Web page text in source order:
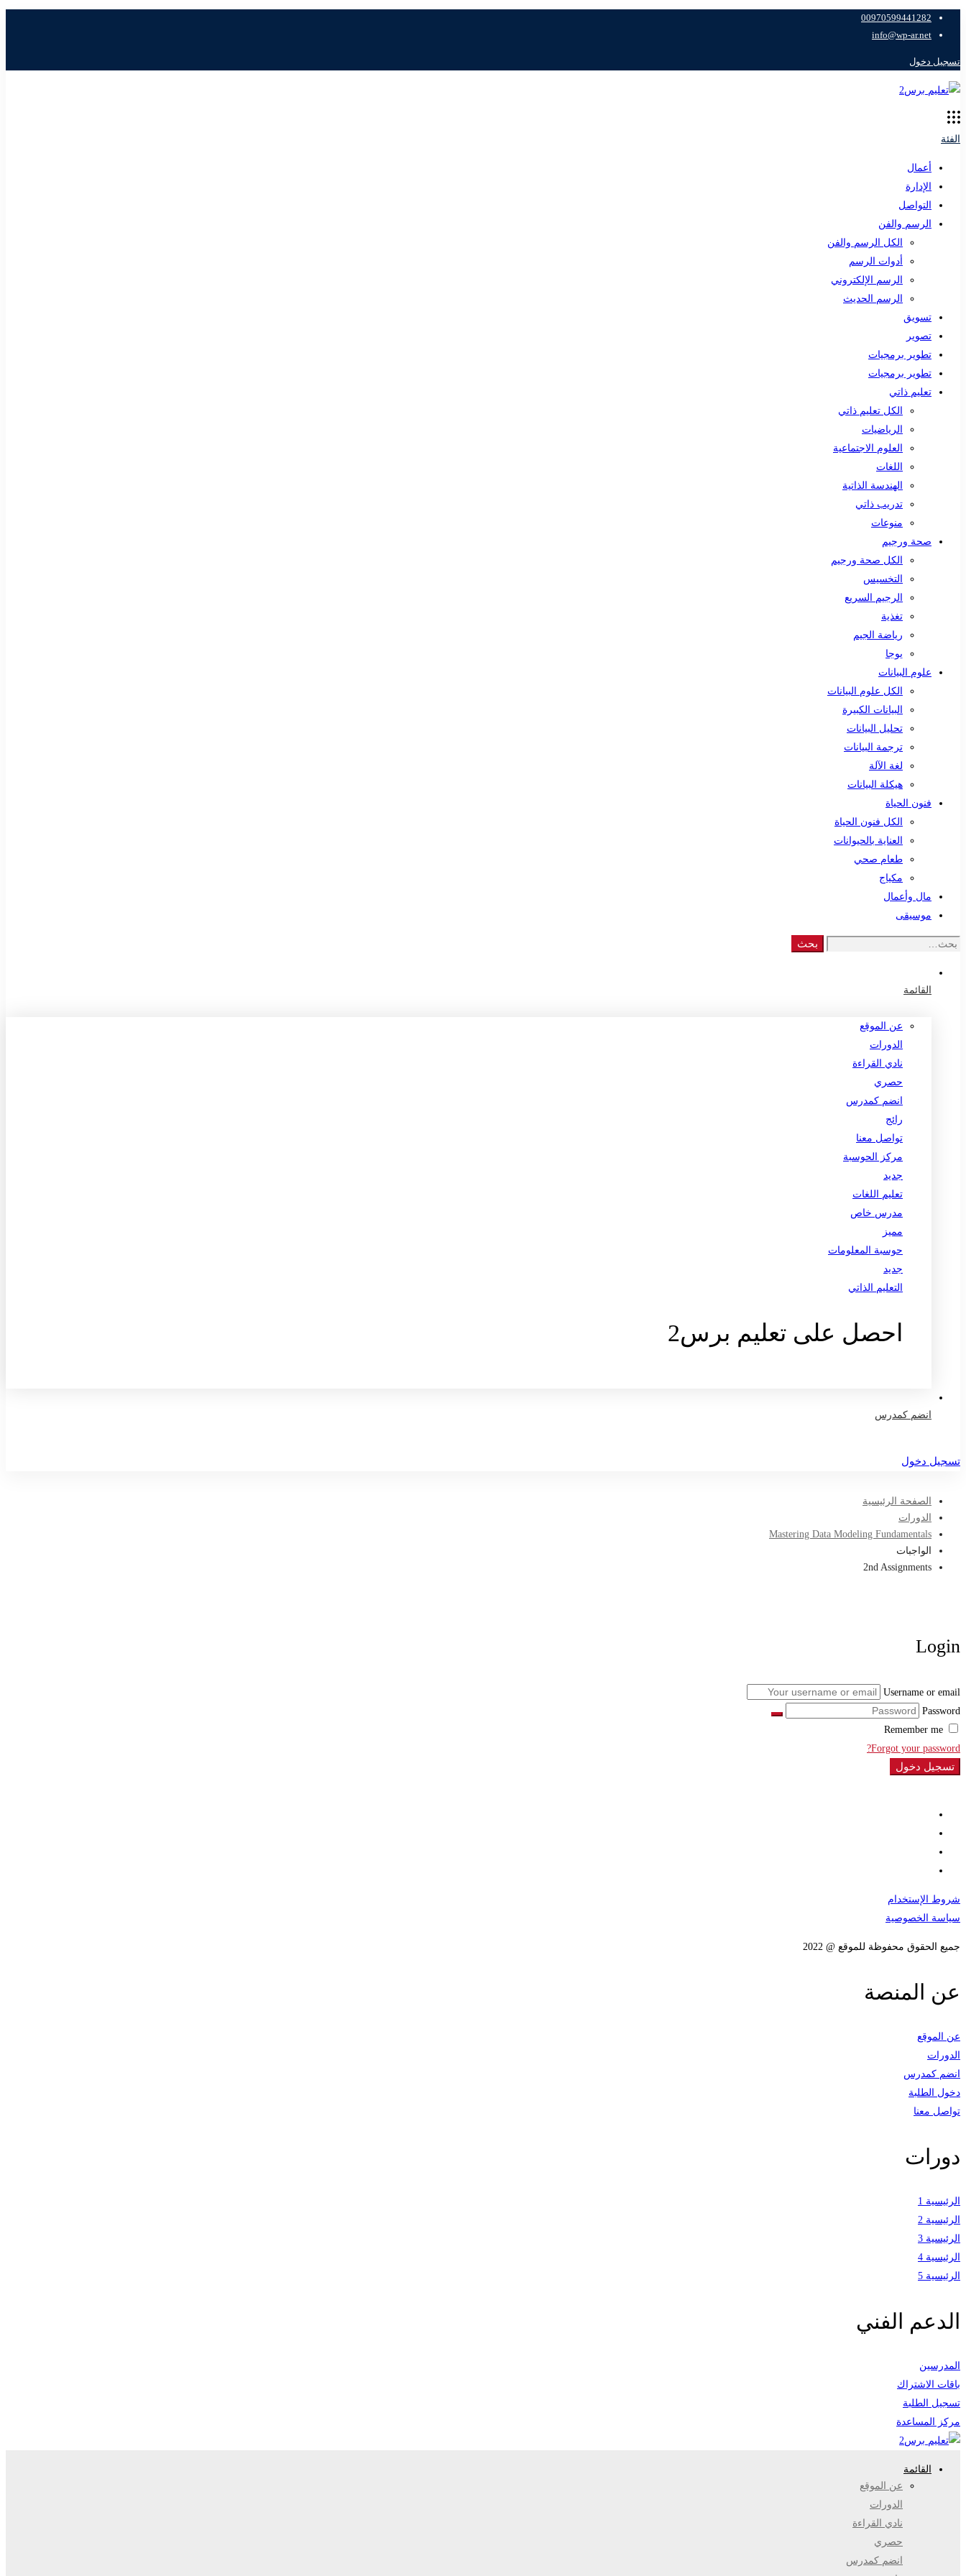
00970599441282
info@wp-ar.net
تسجيل دخول
الفئة
أعمال
الإدارة
التواصل
الرسم والفن
الكل الرسم والفن
أدوات الرسم
الرسم الإلكتروني
الرسم الحديث
تسويق
تصوير
تطوير برمجيات
تطوير برمجيات
تعليم ذاتي
الكل تعليم ذاتي
الرياضيات
العلوم الاجتماعية
اللغات
الهندسة الذاتية
تدريب ذاتي
منوعات
صحة ورجيم
الكل صحة ورجيم
التخسيس
الرجيم السريع
تغذية
رياضة الجيم
يوجا
علوم البيانات
الكل علوم البيانات
البيانات الكبيرة
تحليل البيانات
ترجمة البيانات
لغة الآلة
هيكلة البيانات
فنون الحياة
الكل فنون الحياة
العناية بالحيوانات
طعام صحي
مكياج
مال وأعمال
موسيقى
Search
بحث
القائمة
عن الموقع
الدورات
نادي القراءة
حصري
انضم كمدرس
رائج
تواصل معنا
مركز الحوسبة
جديد
تعليم اللغات
مدرس خاص
مميز
حوسبة المعلومات
جديد
التعليم الذاتي
احصل على تعليم برس2
انضم كمدرس
تسجيل دخول
الصفحة الرئيسية
الدورات
Mastering Data Modeling Fundamentals
الواجبات
2nd Assignments
Login
Username or email
Password
Forgot your password?
تسجيل دخول
شروط الإستخدام
سياسة الخصوصية
جميع الحقوق محفوظة للموقع @ 2022
عن المنصة
عن الموقع
الدورات
انضم كمدرس
دخول الطلبة
تواصل معنا
دورات
الرئيسية 1
الرئيسية 2
الرئيسية 3
الرئيسية 4
الرئيسية 5
الدعم الفني
المدرسين
باقات الاشتراك
تسجيل الطلبة
مركز المساعدة
القائمة
عن الموقع
الدورات
نادي القراءة
حصري
انضم كمدرس